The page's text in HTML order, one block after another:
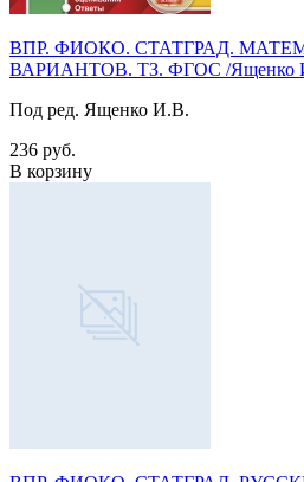
ВПР. ФИОКО. СТАТГРАД.
ВАРИАНТОВ. ТЗ. ФГОС /Ященко
Под ред. Ященко И.В.
236 руб.
В корзину